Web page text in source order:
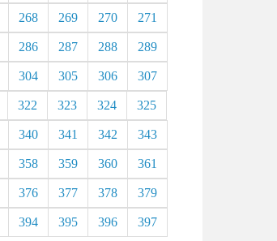
268 269 270 271
286 287 288 289
304 305 306 307
322 323 324 325
340 341 342 343
358 359 360 361
376 377 378 379
394 395 396 397